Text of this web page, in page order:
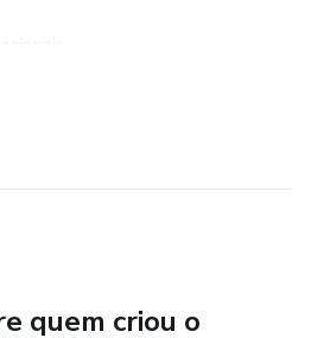
e que encanta à primeira vista!
quem criou o